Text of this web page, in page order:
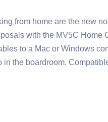
from home are the new
with the MV5C
to a Mac or Windows
in the boardroom.